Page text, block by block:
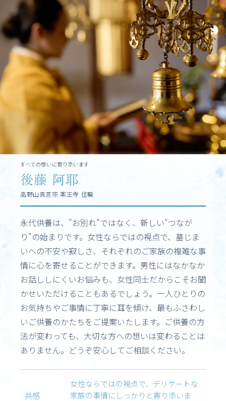
すべての想いに寄り添います
後藤 阿耶
高野山真言宗 薬王寺 住職
永代供養は、"お別れ"ではなく、新しい"つなが
り"の始まりです。女性ならではの視点で、墓じま
いへの不安や寂しさ、それぞれのご家族の複雑な事
情に心を寄せることができます。男性にはなかなか
お話ししにくいお悩みも、女性同士だからこそお聞
かせいただけることもあるでしょう。一人ひとりの
お気持ちやご事情に丁寧に耳を傾け、最もふさわし
いご供養のかたちをご提案いたします。ご供養の方
法が変わっても、大切な方への想いは変わることは
ありません。どうぞ安心してご相談ください。
共感
女性ならではの視点で、デリケートな
家族の事情にしっかりと寄り添いま